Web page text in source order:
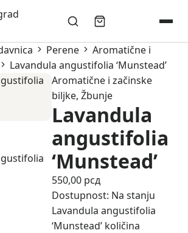
Perene
Aromatične i
Lavandula angustifolia ‘Munstead’
Aromatične i začinske
biljke, Žbunje
Lavandula
angustifolia
‘Munstead’
550,00 рсд
Dostupnost: Na stanju
Lavandula angustifolia
‘Munstead’ količina